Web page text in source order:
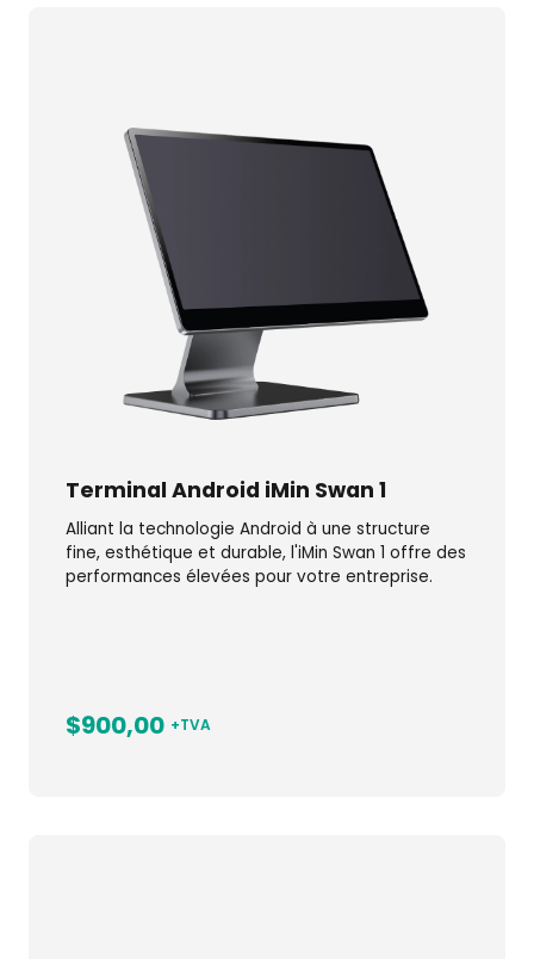
Terminal Android iMin Swan 1
Alliant la technologie Android à une structure
fine, esthétique et durable, l'iMin Swan 1 offre des
performances élevées pour votre entreprise.
$900,00 +TVA